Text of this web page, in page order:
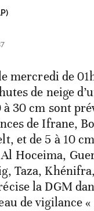
mercredi de
de neige
à 30 cm sont
de Ifrane,
et de 5 à 10
Hoceima,
Taza,
la DGM
de vigilance